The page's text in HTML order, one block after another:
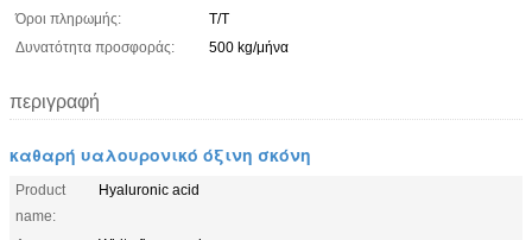
Όροι πληρωμής:
Τ/Τ
Δυνατότητα προσφοράς:
500 kg/μήνα
περιγραφή
καθαρή υαλουρονικό όξινη σκόνη
Product
name:
Hyaluronic acid